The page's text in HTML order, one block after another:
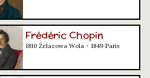
Frédéric Chopin
1810 Żelazowa Wola - 1849 París